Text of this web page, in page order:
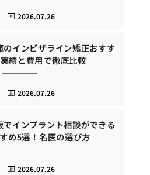
2026.07.26
のインビザライン矯正おすす
績と費用で徹底比較
2026.07.26
でインプラント相談ができる
め5選！名医の選び方
2026.07.26